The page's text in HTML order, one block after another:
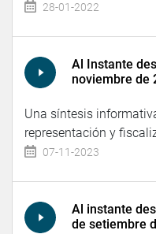
28-01-2022
Al Instante
noviembre de
Una síntesis
representación y
07-11-2023
Al instante
de setiembre